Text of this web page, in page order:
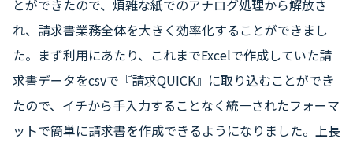
とができたので、煩雑な紙でのアナログ処理から解放さ
れ、請求書業務全体を大きく効率化することができまし
た。まず利用にあたり、これまでExcelで作成していた請
求書データをcsvで『請求QUICK』に取り込むことができ
たので、イチから手入力することなく統一されたフォーマ
ットで簡単に請求書を作成できるようになりました。上長